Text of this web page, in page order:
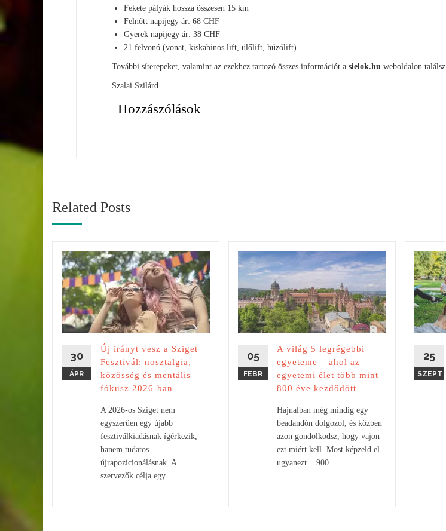
Fekete pályák hossza összesen 15 km
Felnőtt napijegy ár: 68 CHF
Gyerek napijegy ár: 38 CHF
21 felvonó (vonat, kiskabinos lift, ülőlift, húzólift)
További síterepeket, valamint az ezekhez tartozó összes információt a sielok.hu weboldalon találsz.
Szalai Szilárd
Hozzászólások
Related Posts
30
ÁPR
Új irányt vesz a Sziget
Fesztivál: nosztalgia,
közösség és mentális
fókusz 2026-ban
A 2026-os Sziget nem
egyszerűen egy újabb
fesztiválkiadásnak ígérkezik,
hanem tudatos
újrapozicionálásnak. A
szervezők célja egy...
05
FEBR
A világ 5 legrégebbi
egyeteme – ahol az
egyetemi élet több mint
800 éve kezdődött
Hajnalban még mindig egy
beadandón dolgozol, és közben
azon gondolkodsz, hogy vajon
ezt miért kell. Most képzeld el
ugyanezt... 900...
25
SZEPT